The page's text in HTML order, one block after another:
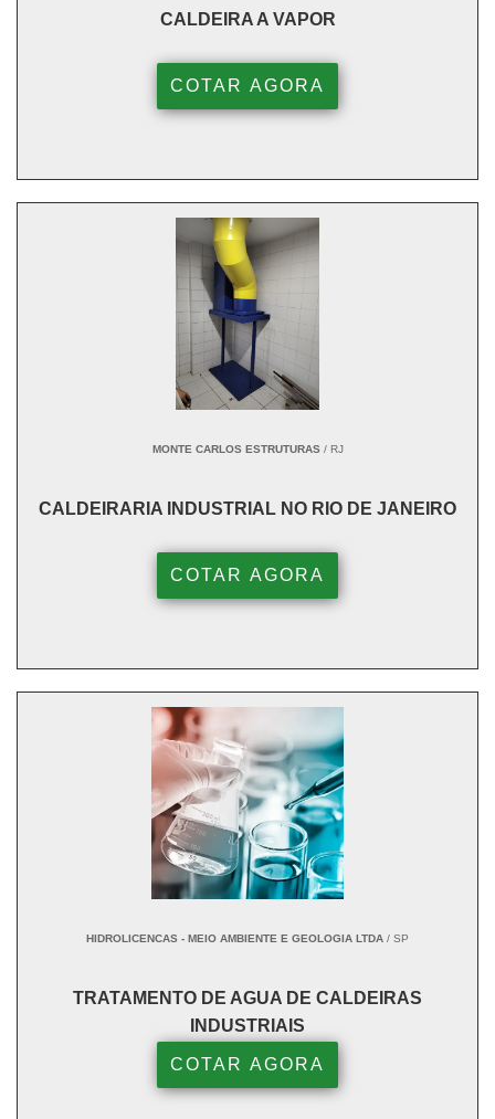
CALDEIRA A VAPOR
COTAR AGORA
MONTE CARLOS ESTRUTURAS/ RJ
CALDEIRARIA INDUSTRIAL NO RIO DE JANEIRO
COTAR AGORA
HIDROLICENCAS - MEIO AMBIENTE E GEOLOGIA LTDA / SP
TRATAMENTO DE AGUA DE CALDEIRAS
INDUSTRIAIS
COTAR AGORA